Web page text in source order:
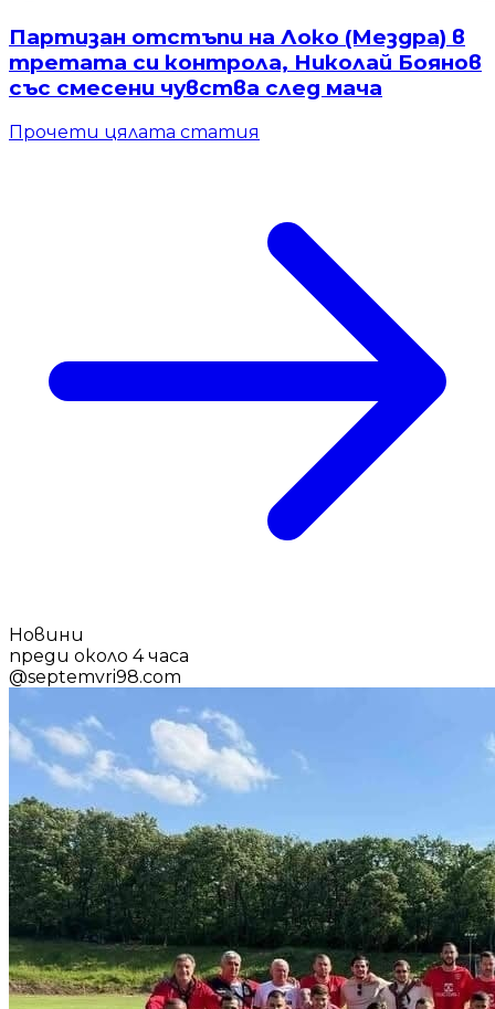
Партизан отстъпи на Локо (Мездра) в
третата си контрола, Николай Боянов
със смесени чувства след мача
Прочети цялата статия
Новини
преди около 4 часа
@septemvri98.com